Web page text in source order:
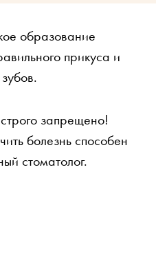
образование
прикуса и
запрещено!
болезнь способен
стоматолог.